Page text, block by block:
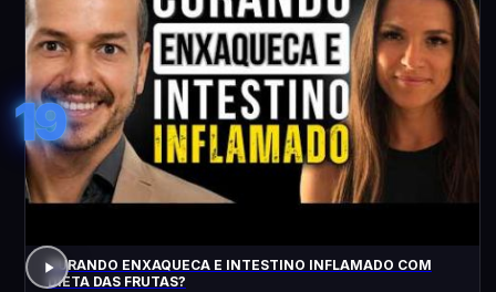
19
CURANDO ENXAQUECA E INTESTINO INFLAMADO COM
DIETA DAS FRUTAS?